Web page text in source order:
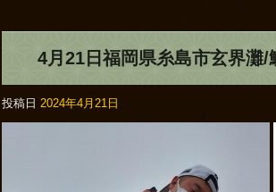
4月21日福岡県糸島市玄界灘/
投稿日 2024年4月21日